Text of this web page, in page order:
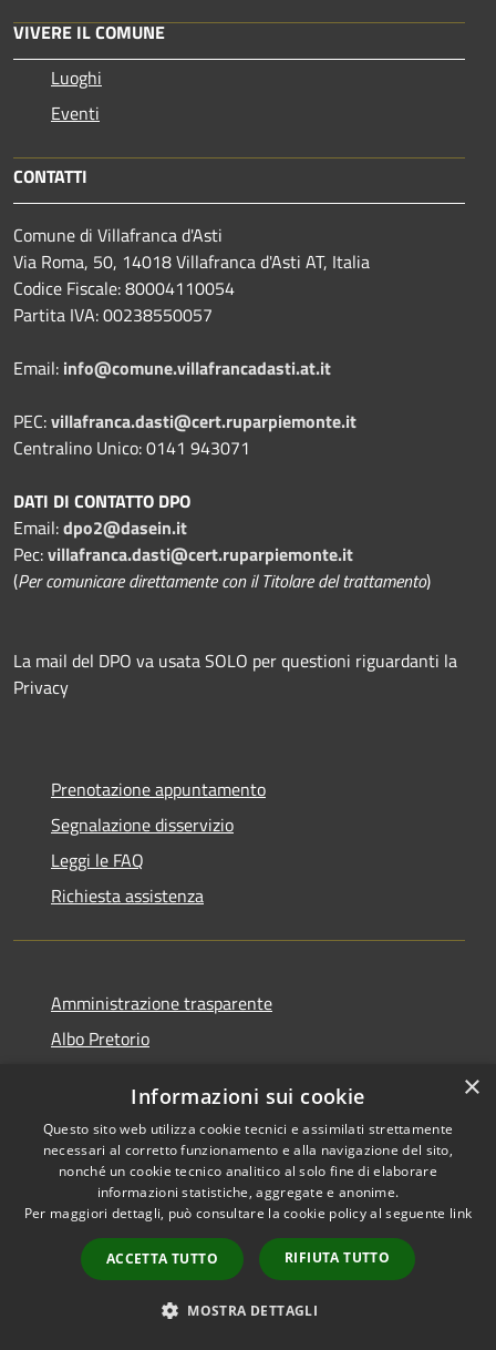
VIVERE IL COMUNE
Luoghi
Eventi
CONTATTI
Comune di Villafranca d'Asti
Via Roma, 50, 14018 Villafranca d'Asti AT, Italia
Codice Fiscale: 80004110054
Partita IVA: 00238550057
Email: info@comune.villafrancadasti.at.it
PEC:villafranca.dasti@cert.ruparpiemonte.it
Centralino Unico: 0141 943071
DATI DI CONTATTO DPO
Email:dpo2@dasein.it
Pec:villafranca.dasti@cert.ruparpiemonte.it
(Per comunicare direttamente con il Titolare del trattamento)
La mail del DPO va usata SOLO per questioni riguardanti la
Privacy
Prenotazione appuntamento
Segnalazione disservizio
Leggi le FAQ
Richiesta assistenza
Amministrazione trasparente
Albo Pretorio
Dichiarazione di accessibilità
Accessibilità
Comune convenzionato
Astigov
×
Informazioni sui cookie
Questo sito web utilizza cookie tecnici e assimilati strettamente
necessari al corretto funzionamento e alla navigazione del sito,
nonché un cookie tecnico analitico al solo fine di elaborare
informazioni statistiche, aggregate e anonime.
Per maggiori dettagli, può consultare la cookie policy al seguente link
ACCETTA TUTTO RIFIUTA TUTTO
MOSTRA DETTAGLI